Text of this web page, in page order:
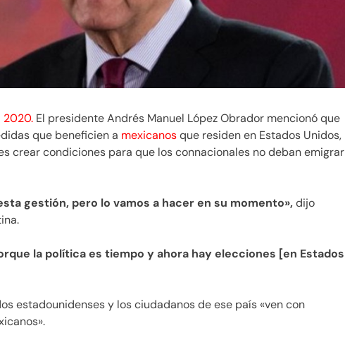
2020. El presidente Andrés Manuel López Obrador mencionó que
que beneficien a mexicanosque residen en Estados Unidos,
crear condiciones para que los connacionales no deban emigrar
gestión, pero lo vamos a hacer en su momento», dijo
la política es tiempo y ahora hay elecciones [en Estados
estadounidenses y los ciudadanos de ese país «ven con